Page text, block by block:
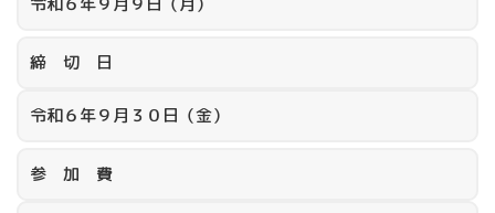
締 切 日
令和６年９月３０日（金）
参 加 費